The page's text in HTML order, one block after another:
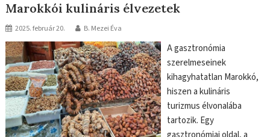
Marokkói kulináris élvezetek
2025. február 20. B. Mezei Éva
A gasztronómia
szerelmeseinek
kihagyhatatlan Marokkó,
hiszen a kulináris
turizmus élvonalába
tartozik. Egy